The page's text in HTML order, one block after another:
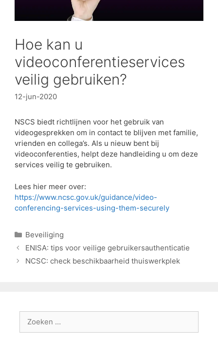
Hoe kan u
videoconferentieservices
veilig gebruiken?
12-jun-2020
NSCS biedt richtlijnen voor het gebruik van
videogesprekken om in contact te blijven met familie,
vrienden en collega’s. Als u nieuw bent bij
videoconferenties, helpt deze handleiding u om deze
services veilig te gebruiken.
Lees hier meer over:
https://www.ncsc.gov.uk/guidance/video-
conferencing-services-using-them-securely
Categorieën
Beveiliging
ENISA: tips voor veilige gebruikersauthenticatie
NCSC: check beschikbaarheid thuiswerkplek